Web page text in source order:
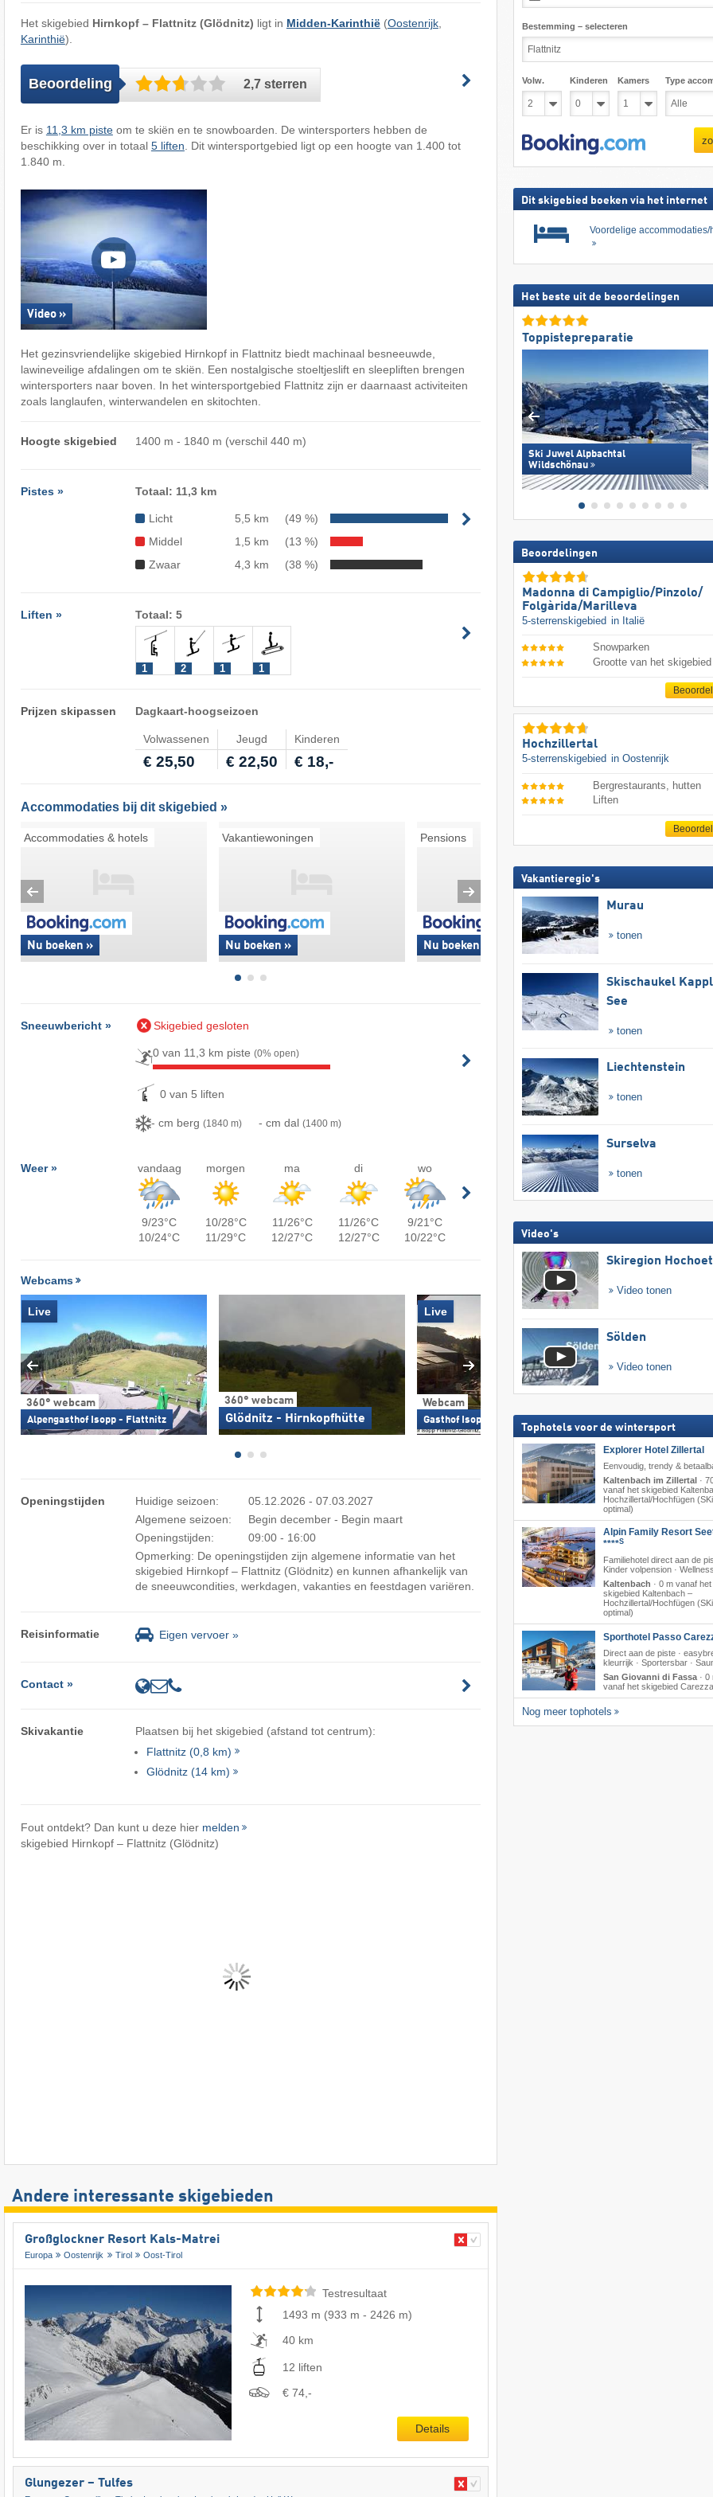
Het skigebied Hirnkopf – Flattnitz (Glödnitz) ligt in Midden-Karinthië(Oostenrijk,
Karinthië).
Beoordeling 2,7 sterren
Er is 11,3 km pisteom te skiën en te snowboarden. De wintersporters hebben de
beschikking over in totaal 5 liften . Dit wintersportgebied ligt op een hoogte van 1.400 tot
1.840 m.
Video »
Het gezinsvriendelijke skigebied Hirnkopf in Flattnitz biedt machinaal besneeuwde,
lawineveilige afdalingen om te skiën. Een nostalgische stoeltjeslift en sleepliften brengen
wintersporters naar boven. In het wintersportgebied Flattnitz zijn er daarnaast activiteiten
zoals langlaufen, winterwandelen en skitochten.
Hoogte skigebied 1400 m - 1840 m (verschil 440 m)
Pistes » Totaal: 11,3 km
Licht 5,5 km
(49 %)
Middel
1,5 km
(13 %)
Zwaar
4,3 km (38 %)
Liften » Totaal: 5
1 2 1 1
Prijzen skipassen Dagkaart-hoogseizoen
Volwassenen Jeugd Kinderen
€ 25,50 € 22,50 € 18,-
Accommodaties bij dit skigebied »
Accommodaties & hotels
Nu boeken »
Vakantiewoningen
Nu boeken »
Pensions
Nu boeken »
Ski-in/Ski-out
Sneeuwbericht » Skigebied gesloten
0 van 11,3 km piste(0% open)
0 van 5 liften
- cm berg(1840 m) - cm dal(1400 m)
Weer » vandaag
9/23°C
10/24°C
morgen
10/28°C
11/29°C
ma
11/26°C
12/27°C
di
11/26°C
12/27°C
wo
9/21°C
10/22°C
Webcams
360° webcam
Alpengasthof Isopp - Flattnitz
Live
360° webcam
Glödnitz - Hirnkopfhütte
Webcam
Gasthof Isopp Flattnitz-Glödnitz
Live
Gemeente
Openingstijden Huidige seizoen:
05.12.2026 - 07.03.2027
Algemene seizoen:
Begin december - Begin maart
Openingstijden:
09:00 - 16:00
Opmerking: De openingstijden zijn algemene informatie van het
skigebied Hirnkopf – Flattnitz (Glödnitz) en kunnen afhankelijk van
de sneeuwcondities, werkdagen, vakanties en feestdagen variëren.
Reisinformatie Eigen vervoer »
Contact »
Skivakantie
Plaatsen bij het skigebied (afstand tot centrum):
Flattnitz (0,8 km)
Glödnitz (14 km)
Fout ontdekt? Dan kunt u deze hier melden
skigebied Hirnkopf – Flattnitz (Glödnitz)
Andere interessante skigebieden
Großglockner Resort Kals-Matrei
Europa Oostenrijk Tirol Oost-Tirol
Testresultaat
1493 m (933 m - 2426 m)
40 km
12 liften
€ 74,-
Details
Glungezer – Tulfes
Bestemming – selecteren
Volw. Kinderen Kamers Type
Dit skigebied boeken via het internet
Voordelige accommodaties/
Het beste uit de beoordelingen
Toppistepreparatie
Ski Juwel Alpbachtal
Wildschönau
Beoordelingen
Madonna di Campiglio/​Pinzolo/​
Folgàrida/​Marilleva
5-sterrenskigebied in Italië
Snowparken
Grootte van het skigebied
Hochzillertal
5-sterrenskigebied in Oostenrijk
Bergrestaurants, hutten
Liften
Vakantieregio's
Murau
tonen
Skischaukel
See
tonen
Liechtenstein
tonen
Surselva
tonen
Video's
Skiregion
Video tonen
Sölden
Video tonen
Tophotels voor de wintersport
Explorer Hotel Zillertal
Eenvoudig, trendy &
Kaltenbach im Zillertal ·
vanaf het skigebied
Hochzillertal/​Hochfügen
optimal)
Alpin Family Resort
****S
Familiehotel direct aan de
Kinder volpension · Wellness
Kaltenbach · 0 m vanaf het
skigebied Kaltenbach –
Hochzillertal/​Hochfügen
optimal)
Sporthotel Passo
Direct aan de piste ·
kleurrijk · Sportersbar ·
San Giovanni di Fassa· 0
vanaf het skigebied Carezza
Nog meer tophotels